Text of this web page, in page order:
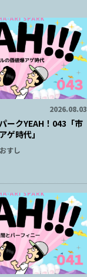
2026.08.03
ークYEAH！043「市
ゲ時代」
すし